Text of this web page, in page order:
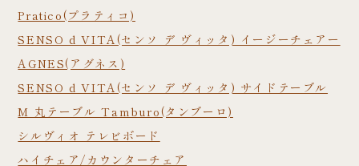
Pratico(プラティコ)
SENSO d VITA(センソ デ ヴィッタ) イージーチェアー
AGNES(アグネス)
SENSO d VITA(センソ デ ヴィッタ) サイドテーブル
M 丸テーブル Tamburo(タンブーロ)
シルヴィオ テレビボード
ハイチェア/カウンターチェア